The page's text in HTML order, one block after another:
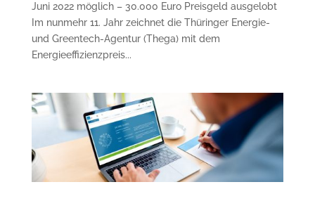
Juni 2022 möglich – 30.000 Euro Preisgeld ausgelobt
Im nunmehr 11. Jahr zeichnet die Thüringer Energie-
und Greentech-Agentur (Thega) mit dem
Energieeffizienzpreis...